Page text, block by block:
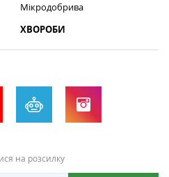
Мікродобрива
ХВОРОБИ
на розсилку